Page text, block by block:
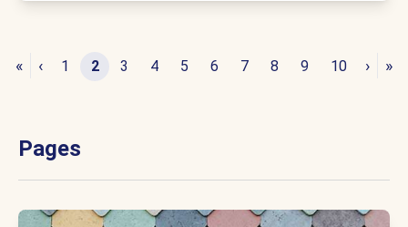
« ‹ 1 2 3 4 5 6 7 8 9 10 › »
Pages